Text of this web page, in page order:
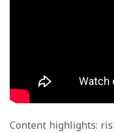
Content highlights: